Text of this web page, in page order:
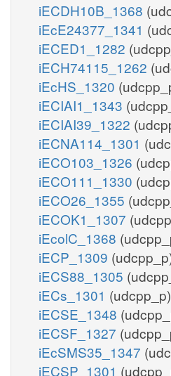
iECDH10B_1368
iEcE24377_1341
iECED1_1282
iECH74115_1262
iEcHS_1320
iECIAI1_1343
iECIAI39_1322
iECNA114_1301
iECO103_1326
iECO111_1330
iECO26_1355
iECOK1_1307
iEcolC_1368
iECP_1309
iECS88_1305
iECs_1301 (udcpp_p)
iECSE_1348
iECSF_1327
iEcSMS35_1347
iECSP_1301